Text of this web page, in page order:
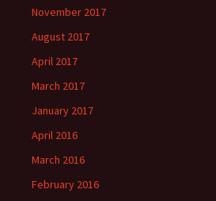
November 2017
August 2017
April 2017
March 2017
January 2017
April 2016
March 2016
February 2016